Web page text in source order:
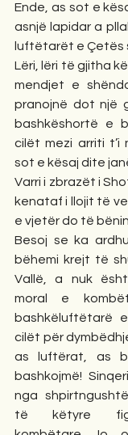
Ende, as sot e
asnjë lapidar a
luftëtarët e Çetës
Lëri, lëri të gjitha
mendjet e
pranojnë dot një
bashkëshortë e
cilët mezi arriti t’i
sot e kësaj dite
Varri i zbrazët i
kenataf i llojit të
e vjetër do të
Besoj se ka
bëhemi krejt të
Vallë, a nuk
moral e
bashkëluftëtarë
cilët për
as luftërat, as
bashkojmë!
nga
të këtyre